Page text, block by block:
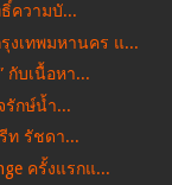
ธิ์ความบั...
งเทพมหานคร แ...
กับเนื้อหา...
รักษ์น้ำ...
ท รัชดา...
ครั้งแรกแ...